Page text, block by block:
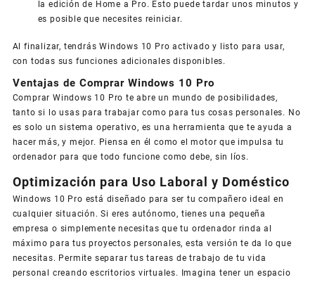
la edición de Home a Pro. Esto puede tardar unos minutos y
es posible que necesites reiniciar.
Al finalizar, tendrás Windows 10 Pro activado y listo para usar,
con todas sus funciones adicionales disponibles.
Ventajas de Comprar Windows 10 Pro
Comprar Windows 10 Pro te abre un mundo de posibilidades,
tanto si lo usas para trabajar como para tus cosas personales. No
es solo un sistema operativo, es una herramienta que te ayuda a
hacer más, y mejor. Piensa en él como el motor que impulsa tu
ordenador para que todo funcione como debe, sin líos.
Optimización para Uso Laboral y Doméstico
Windows 10 Pro está diseñado para ser tu compañero ideal en
cualquier situación. Si eres autónomo, tienes una pequeña
empresa o simplemente necesitas que tu ordenador rinda al
máximo para tus proyectos personales, esta versión te da lo que
necesitas. Permite separar tus tareas de trabajo de tu vida
personal creando escritorios virtuales. Imagina tener un espacio